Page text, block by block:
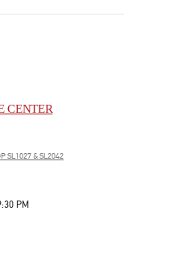
CENTER
SL1027 & SL2042
PM